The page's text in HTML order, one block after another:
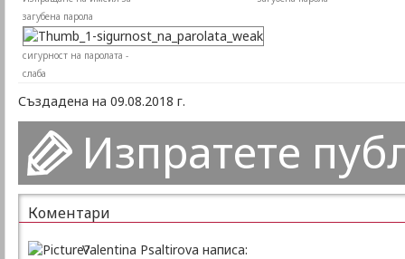
загубена парола
сигурност на паролата -
слаба
Създадена на 09.08.2018 г.
Изпратете
Коментари
Valentina Psaltirova написа: